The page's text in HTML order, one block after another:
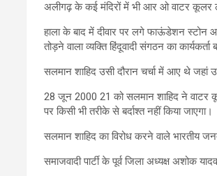
अलीगढ़ के कई मंदिरों में भी आर ओ वाटर कूलर
हाला के बाद में दीवार पर लगे फाऊंडेशन स्टोन
तोड़ने वाला व्यक्ति हिंदूवादी संगठन का कार्यकर्ता
सलमान शाहिद उसी दौरान चर्चा में आए थे जहां
28 जून 2000 21 को सलमान शाहिद ने वाटर
पर किसी भी तरीके से बर्दाश्त नहीं किया जाएगा।
सलमान शाहिद का विरोध करने वाले भारतीय
समाजवादी पार्टी के पूर्व जिला अध्यक्ष अशोक